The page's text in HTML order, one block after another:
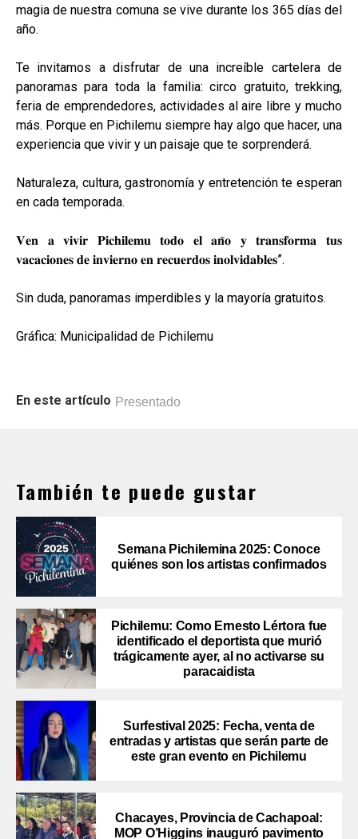
magia de nuestra comuna se vive durante los 365 días del
año.
Te invitamos a disfrutar de una increíble cartelera de
panoramas para toda la familia: circo gratuito, trekking,
feria de emprendedores, actividades al aire libre y mucho
más. Porque en Pichilemu siempre hay algo que hacer, una
experiencia que vivir y un paisaje que te sorprenderá.
Naturaleza, cultura, gastronomía y entretención te esperan
en cada temporada.
𝐕𝐞𝐧 𝐚 𝐯𝐢𝐯𝐢𝐫 𝐏𝐢𝐜𝐡𝐢𝐥𝐞𝐦𝐮 𝐭𝐨𝐝𝐨 𝐞𝐥 𝐚𝐧̃𝐨 𝐲 𝐭𝐫𝐚𝐧𝐬𝐟𝐨𝐫𝐦𝐚 𝐭𝐮𝐬
𝐯𝐚𝐜𝐚𝐜𝐢𝐨𝐧𝐞𝐬 𝐝𝐞 𝐢𝐧𝐯𝐢𝐞𝐫𝐧𝐨 𝐞𝐧 𝐫𝐞𝐜𝐮𝐞𝐫𝐝𝐨𝐬 𝐢𝐧𝐨𝐥𝐯𝐢𝐝𝐚𝐛𝐥𝐞𝐬”.
Sin duda, panoramas imperdibles y la mayoría gratuitos.
Gráfica: Municipalidad de Pichilemu
En este artículo Presentado
También te puede gustar
Semana Pichilemina 2025: Conoce
quiénes son los artistas confirmados
Pichilemu: Como Ernesto Lértora fue
identificado el deportista que murió
trágicamente ayer, al no activarse su
paracaidista
Surfestival 2025: Fecha, venta de
entradas y artistas que serán parte de
este gran evento en Pichilemu
Chacayes, Provincia de Cachapoal:
MOP O’Higgins inauguró pavimento